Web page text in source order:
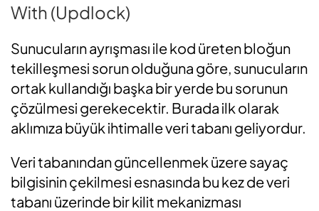
With (Updlock)
Sunucuların ayrışması ile kod üreten bloğun
tekilleşmesi sorun olduğuna göre, sunucuların
ortak kullandığı başka bir yerde bu sorunun
çözülmesi gerekecektir. Burada ilk olarak
aklımıza büyük ihtimalle veri tabanı geliyordur.
Veri tabanından güncellenmek üzere sayaç
bilgisinin çekilmesi esnasında bu kez de veri
tabanı üzerinde bir kilit mekanizması